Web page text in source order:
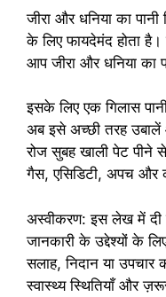
जीरा और धनिया का
के लिए फायदेमंद होता
आप जीरा और धनिया का
इसके लिए एक गिलास
अब इसे अच्छी तरह उबालें
रोज सुबह खाली पेट पीने
गैस, एसिडिटी, अपच और
अस्वीकरण: इस लेख में दी
जानकारी के उद्देश्यों के
सलाह, निदान या उपचार
स्वास्थ्य स्थितियाँ और